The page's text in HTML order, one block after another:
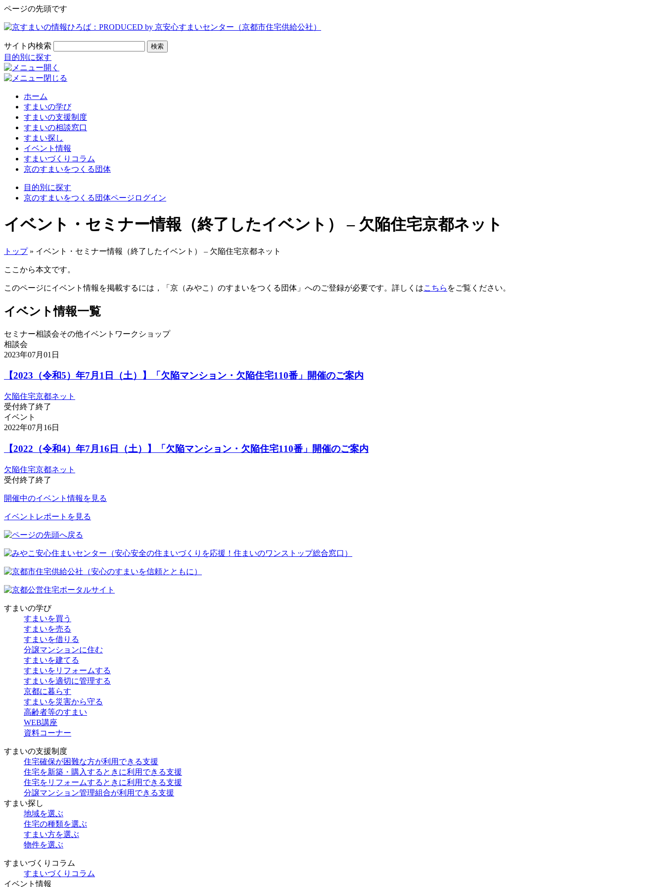
ページの先頭です
サイト内検索 検索
目的別に探す
ホーム
すまいの学び
すまいの支援制度
すまいの相談窓口
すまい探し
イベント情報
すまいづくりコラム
京のすまいをつくる団体
目的別に探す
京のすまいをつくる団体ページログイン
イベント・セミナー情報（終了したイベント） – 欠陥住宅京都ネット
トップ» イベント・セミナー情報（終了したイベント） – 欠陥住宅京都ネット
ここから本文です。
このページにイベント情報を掲載するには，「京（みやこ）のすまいをつくる団体」へのご登録が必要です。詳しくはこちら をご覧ください。
イベント情報一覧
セミナー相談会その他イベント ワークショップ
相談会
2023年07月01日
【2023（令和5）年7月1日（土）】「欠陥マンション・欠陥住宅110番」開催のご案内
欠陥住宅京都ネット
受付終了終了
イベント
2022年07月16日
【2022（令和4）年7月16日（土）】「欠陥マンション・欠陥住宅110番」開催のご案内
欠陥住宅京都ネット
受付終了終了
開催中のイベント情報を見る
イベントレポートを見る
すまいの学び
すまいを買う
すまいを売る
すまいを借りる
分譲マンションに住む
すまいを建てる
すまいをリフォームする
すまいを適切に管理する
京都に暮らす
すまいを災害から守る
高齢者等のすまい
WEB講座
資料コーナー
すまいの支援制度
住宅確保が困難な方が利用できる支援
住宅を新築・購入するときに利用できる支援
住宅をリフォームするときに利用できる支援
分譲マンション管理組合が利用できる支援
すまい探し
地域を選ぶ
住宅の種類を選ぶ
すまい方を選ぶ
物件を選ぶ
すまいづくりコラム
すまいづくりコラム
イベント情報